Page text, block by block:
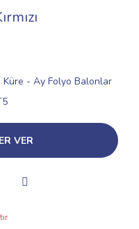
Küre - Ay Folyo Balonlar
VER